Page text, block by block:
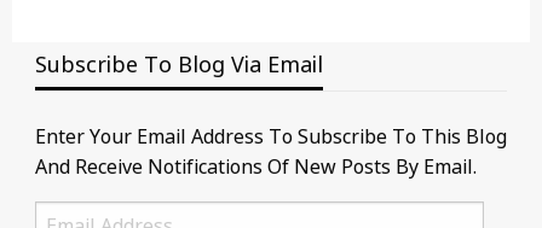
Subscribe To Blog Via Email
Enter Your Email Address To Subscribe To This Blog
And Receive Notifications Of New Posts By Email.
Email